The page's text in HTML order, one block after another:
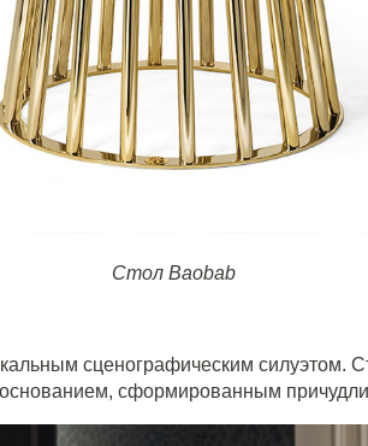
Стол Baobab
сценографическим силуэтом.
сформированным